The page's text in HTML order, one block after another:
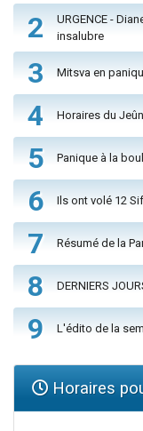
2
URGENCE -
insalubre
3 Mitsva en
4 Horaires du
5 Panique à la
6 Ils ont volé 12
7 Résumé de la
8 DERNIERS
9 L'édito de la
Horaires